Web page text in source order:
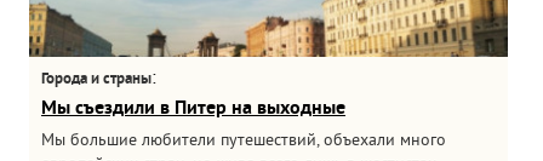
Города и страны:
Мы съездили в Питер на выходные
Мы большие любители путешествий, объехали много